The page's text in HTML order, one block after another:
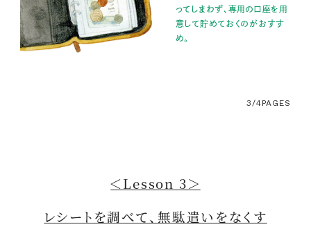
ってしまわず、専用の口座を用
意して貯めておくのがおすす
め。
3/4PAGES
＜Lesson 3＞
レシートを調べて、無駄遣いをなくす